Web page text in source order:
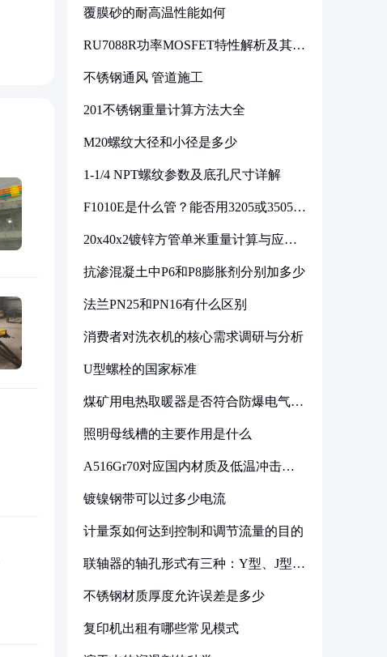
覆膜砂的耐高温性能如何
RU7088R功率MOSFET特性解析及其在
不锈钢通风 管道施工
201不锈钢重量计算方法大全
M20螺纹大径和小径是多少
1-1/4 NPT螺纹参数及底孔尺寸详解
F1010E是什么管？能否用3205或3505代
20x40x2镀锌方管单米重量计算与应用
抗渗混凝土中P6和P8膨胀剂分别加多少
法兰PN25和PN16有什么区别
消费者对洗衣机的核心需求调研与分析
U型螺栓的国家标准
煤矿用电热取暖器是否符合防爆电气设
照明母线槽的主要作用是什么
A516Gr70对应国内材质及低温冲击要
镀镍钢带可以过多少电流
计量泵如何达到控制和调节流量的目的
联轴器的轴孔形式有三种：Y型、J型、
不锈钢材质厚度允许误差是多少
复印机出租有哪些常见模式